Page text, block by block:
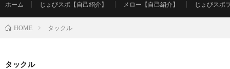
ホーム じょびスポ【自己紹介】 メロー【自己紹介】 じょびスポ
HOME タックル
タックル